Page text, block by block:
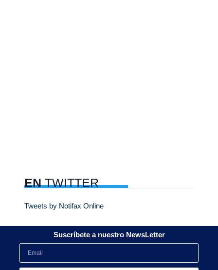
ENTWITTER
Tweets by Notifax Online
Suscríbete a nuestro NewsLetter